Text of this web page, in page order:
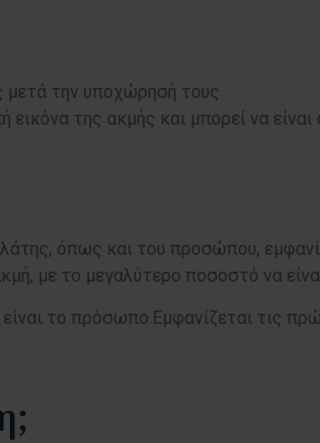
μετά την υποχώρησή τους
της ακμής και μπορεί να
όπως και του προσώπου,
με το μεγαλύτερο ποσοστό να
το πρόσωπο.Εμφανίζεται τις